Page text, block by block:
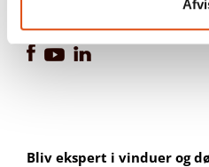
Bliv ekspert i vinduer og